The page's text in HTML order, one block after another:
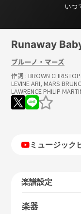
いつ
Runaway
ブルーノ・マーズ
作詞 : BROWN
LEVINE ARI, MARS
LAWRENCE PHILIP
ミュージック
楽譜設定
楽器